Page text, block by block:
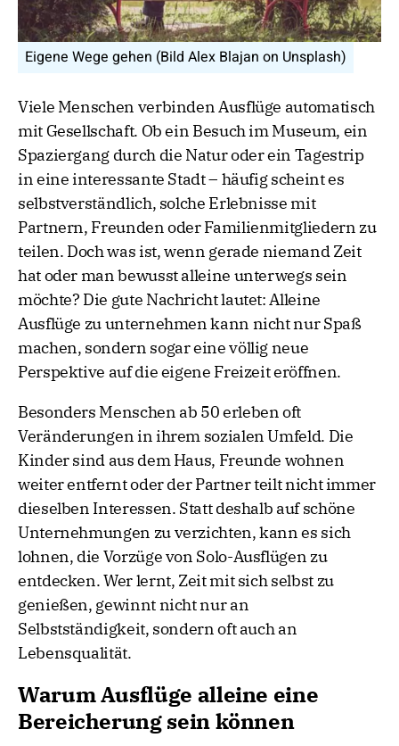
Eigene Wege gehen (Bild Alex Blajan on Unsplash)
Viele Menschen verbinden Ausflüge automatisch
mit Gesellschaft. Ob ein Besuch im Museum, ein
Spaziergang durch die Natur oder ein Tagestrip
in eine interessante Stadt – häufig scheint es
selbstverständlich, solche Erlebnisse mit
Partnern, Freunden oder Familienmitgliedern zu
teilen. Doch was ist, wenn gerade niemand Zeit
hat oder man bewusst alleine unterwegs sein
möchte? Die gute Nachricht lautet: Alleine
Ausflüge zu unternehmen kann nicht nur Spaß
machen, sondern sogar eine völlig neue
Perspektive auf die eigene Freizeit eröffnen.
Besonders Menschen ab 50 erleben oft
Veränderungen in ihrem sozialen Umfeld. Die
Kinder sind aus dem Haus, Freunde wohnen
weiter entfernt oder der Partner teilt nicht immer
dieselben Interessen. Statt deshalb auf schöne
Unternehmungen zu verzichten, kann es sich
lohnen, die Vorzüge von Solo-Ausflügen zu
entdecken. Wer lernt, Zeit mit sich selbst zu
genießen, gewinnt nicht nur an
Selbstständigkeit, sondern oft auch an
Lebensqualität.
Warum Ausflüge alleine eine
Bereicherung sein können